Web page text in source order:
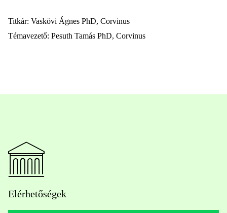
Titkár: Vaskövi Ágnes PhD, Corvinus
Témavezető: Pesuth Tamás PhD, Corvinus
Elérhetőségek